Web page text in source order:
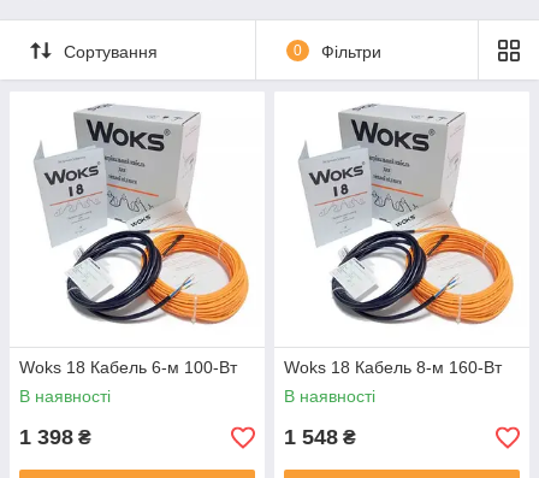
Сортування 0 Фільтри
Woks 18 Кабель 6-м 100-Вт
В наявності
1 398 ₴
Woks 18 Кабель 8-м 160-Вт
В наявності
1 548 ₴